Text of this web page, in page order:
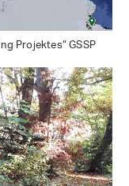
Projektes“ GSSP